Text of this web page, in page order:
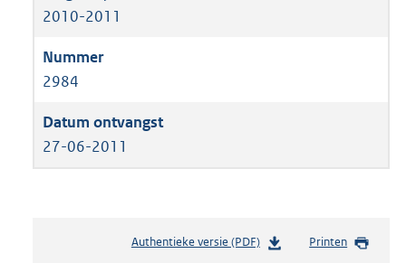
2010-2011
2984
27-06-2011
Authentieke versie (PDF)b
Printen